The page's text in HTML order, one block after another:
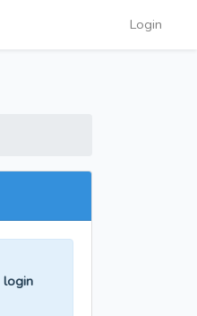
Login
login